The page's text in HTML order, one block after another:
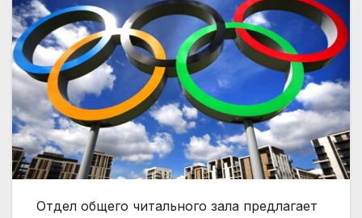
Отдел общего читального зала предлагает